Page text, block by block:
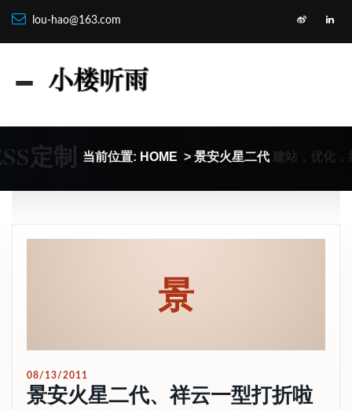
lou-hao@163.com
定制 当前位置: HOME > 景安火星二代 建站，优化，
景
08/13/2011
景安火星二代、祥云一型打折啦